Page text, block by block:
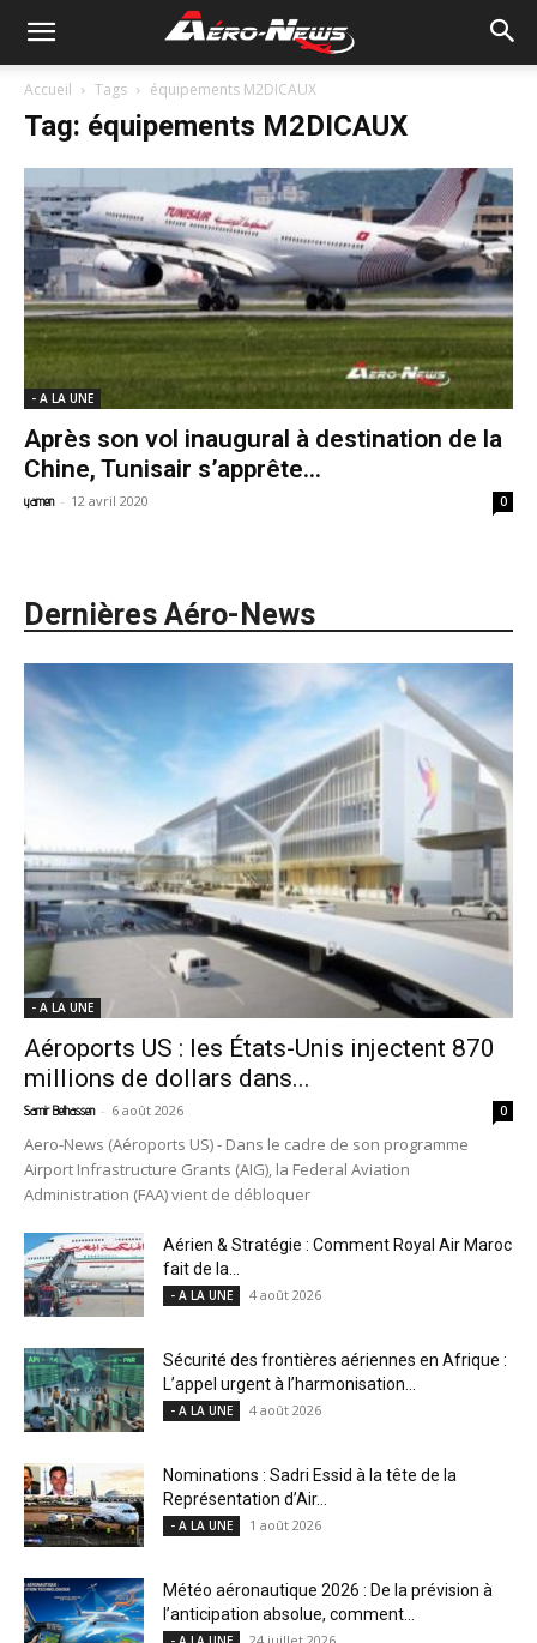
Accueil Tags équipements M2DICAUX
Tag: équipements M2DICAUX
- A LA UNE
Après son vol inaugural à destination de la
Chine, Tunisair s’apprête...
yamen - 12 avril 2020 0
Dernières Aéro-News
- A LA UNE
Aéroports US : les États-Unis injectent 870
millions de dollars dans...
Samir Belhassen - 6 août 2026 0
Aero-News (Aéroports US) - Dans le cadre de son programme
Airport Infrastructure Grants (AIG), la Federal Aviation
Administration (FAA) vient de débloquer
Aérien & Stratégie : Comment Royal Air Maroc
fait de la...
- A LA UNE 4 août 2026
Sécurité des frontières aériennes en Afrique :
L’appel urgent à l’harmonisation...
- A LA UNE 4 août 2026
Nominations : Sadri Essid à la tête de la
Représentation d’Air...
- A LA UNE 1 août 2026
Météo aéronautique 2026 : De la prévision à
l’anticipation absolue, comment...